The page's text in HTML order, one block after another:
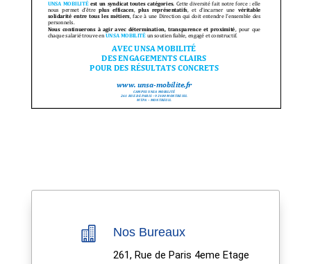
 Nos Bureaux
261, Rue de Paris 4eme Etage